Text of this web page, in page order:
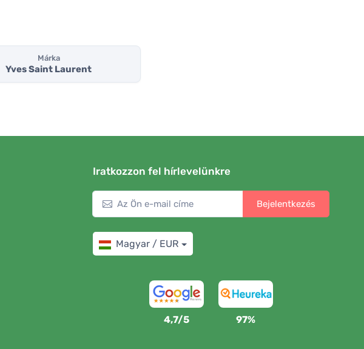
Márka
Yves Saint Laurent
Iratkozzon fel hírlevelünkre
Bejelentkezés
Magyar / EUR
4,7/5 97%